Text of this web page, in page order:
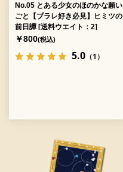
No.05 とある少女のほのかな願い
ごと【ブラレ好き必見】ヒミツの
前日譚 [送料ウエイト：2]
￥800(税込)
5.0 （1）